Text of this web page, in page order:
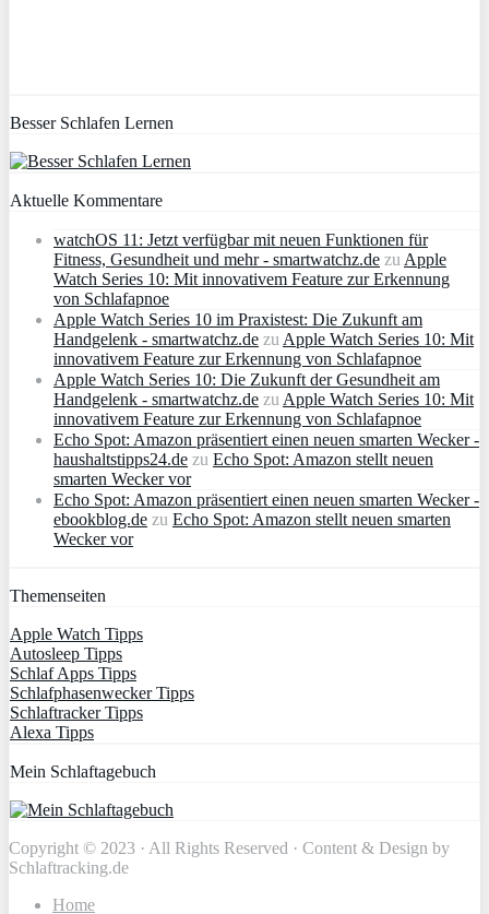
Besser Schlafen Lernen
Aktuelle Kommentare
watchOS 11: Jetzt verfügbar mit neuen Funktionen für
Fitness, Gesundheit und mehr - smartwatchz.de zu Apple
Watch Series 10: Mit innovativem Feature zur Erkennung
von Schlafapnoe
Apple Watch Series 10 im Praxistest: Die Zukunft am
Handgelenk - smartwatchz.de zu Apple Watch Series 10: Mit
innovativem Feature zur Erkennung von Schlafapnoe
Apple Watch Series 10: Die Zukunft der Gesundheit am
Handgelenk - smartwatchz.de zu Apple Watch Series 10: Mit
innovativem Feature zur Erkennung von Schlafapnoe
Echo Spot: Amazon präsentiert einen neuen smarten Wecker -
haushaltstipps24.de zu Echo Spot: Amazon stellt neuen
smarten Wecker vor
Echo Spot: Amazon präsentiert einen neuen smarten Wecker -
ebookblog.de zu Echo Spot: Amazon stellt neuen smarten
Wecker vor
Themenseiten
Apple Watch Tipps
Autosleep Tipps
Schlaf Apps Tipps
Schlafphasenwecker Tipps
Schlaftracker Tipps
Alexa Tipps
Mein Schlaftagebuch
Copyright © 2023 · All Rights Reserved · Content & Design by
Schlaftracking.de
Home